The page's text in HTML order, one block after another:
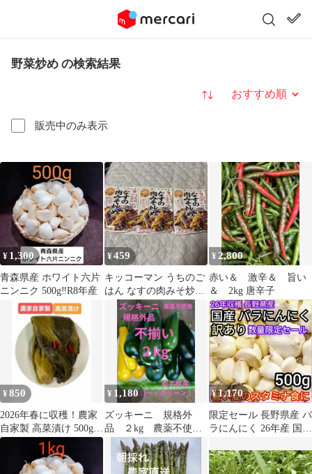
野菜炒め の検索結果
販売中のみ表示
並び替え
¥ 1,300
青森県産 ホワイト六片
ニンニク 500g‼R8年産
¥459
キッコーマン うちのご
はん なすの肉みそ炒め
3袋セット
¥ 2,800
赤い＆ 激辛＆ 旨い
＆ 2kg 唐辛子
¥850
2026年春に収穫！農家
自家製 高菜漬け 500g！
真空パックでお届けし
¥ 1,180
ズッキーニ 規格外
品 ２kg 農薬不使
用 不揃い 訳あり
品 岩手県産
¥1,170
限定セール 長野県産 バ
ラにんにく 26年産 国産